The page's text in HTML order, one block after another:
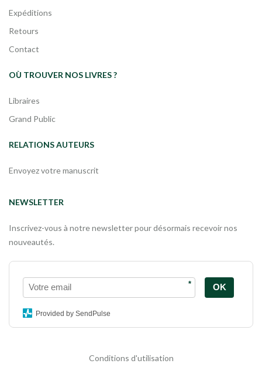
Expéditions
Retours
Contact
OÙ TROUVER NOS LIVRES ?
Libraires
Grand Public
RELATIONS AUTEURS
Envoyez votre manuscrit
NEWSLETTER
Inscrivez-vous à notre newsletter pour désormais recevoir nos
nouveautés.
* OK
Provided by SendPulse
Conditions d'utilisation